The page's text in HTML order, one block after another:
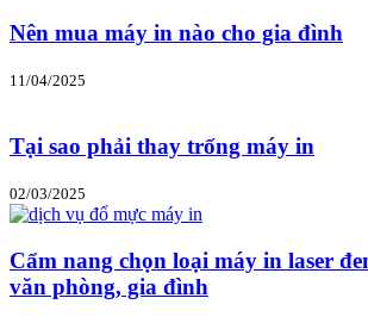
Nên mua máy in nào cho gia đình
11/04/2025
Tại sao phải thay trống máy in
02/03/2025
Cẩm nang chọn loại máy in laser
văn phòng, gia đình